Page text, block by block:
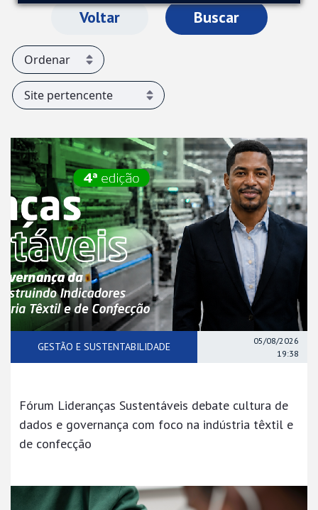
Voltar Buscar
GESTÃO E SUSTENTABILIDADE
05/08/2026
19:38
Fórum Lideranças Sustentáveis debate cultura de
dados e governança com foco na indústria têxtil e
de confecção